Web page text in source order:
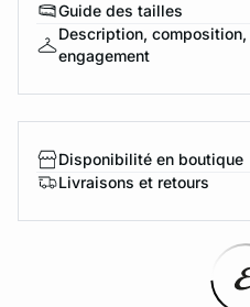
Guide des tailles
Description,
engagement
Disponibilité en boutique
Livraisons et retours